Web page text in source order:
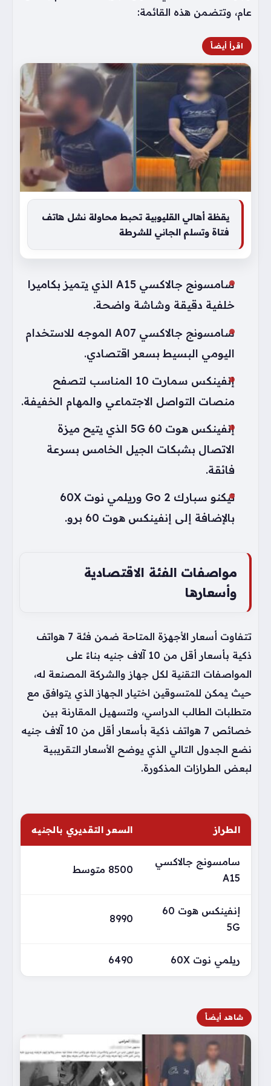
عام، وتتضمن هذه القائمة:
اقرأ أيضاً
يقظة أهالي القليوبية تحبط محاولة نشل هاتف
فتاة وتسلم الجاني للشرطة
سامسونج جالاكسي A15 الذي يتميز بكاميرا
خلفية دقيقة وشاشة واضحة.
سامسونج جالاكسي A07 الموجه للاستخدام
اليومي البسيط بسعر اقتصادي.
إنفينكس سمارت 10 المناسب لتصفح
منصات التواصل الاجتماعي والمهام الخفيفة.
إنفينكس هوت 60 5G الذي يتيح ميزة
الاتصال بشبكات الجيل الخامس بسرعة
فائقة.
تيكنو سبارك Go 2 وريلمي نوت 60X
بالإضافة إلى إنفينكس هوت 60 برو.
مواصفات الفئة الاقتصادية
وأسعارها
تتفاوت أسعار الأجهزة المتاحة ضمن فئة 7 هواتف
ذكية بأسعار أقل من 10 آلاف جنيه بناءً على
المواصفات التقنية لكل جهاز والشركة المصنعة له،
حيث يمكن للمتسوقين اختيار الجهاز الذي يتوافق مع
متطلبات الطالب الدراسي، ولتسهيل المقارنة بين
خصائص 7 هواتف ذكية بأسعار أقل من 10 آلاف جنيه
نضع الجدول التالي الذي يوضح الأسعار التقريبية
لبعض الطرازات المذكورة.
الطراز السعر التقديري بالجنيه
سامسونج جالاكسي
A15
8500 متوسط
إنفينكس هوت 60
5G
8990
ريلمي نوت 60X 6490
شاهد أيضاً